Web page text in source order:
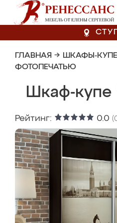
ГЛАВНАЯ → ШКАФЫ-КУПЕ
ФОТОПЕЧАТЬЮ
Шкаф-купе
Рейтинг: 0.0 (